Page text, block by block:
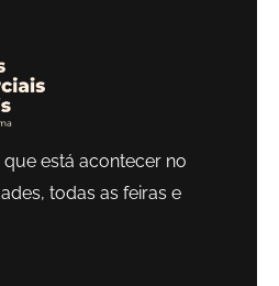
está acontecer no
todas as feiras e